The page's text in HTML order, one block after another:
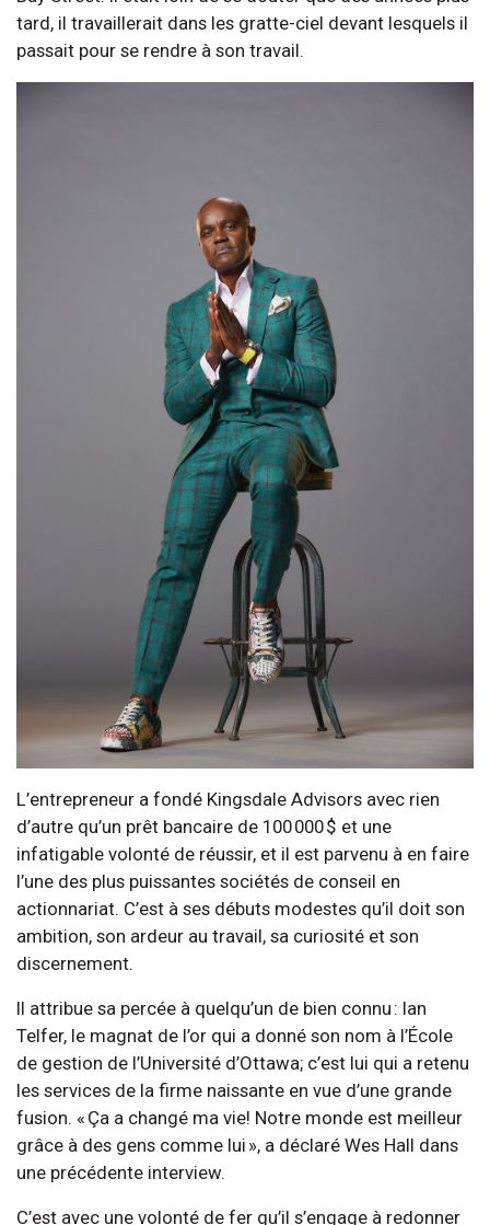
tard, il travaillerait dans les gratte-ciel devant lesquels il
passait pour se rendre à son travail.
L’entrepreneur a fondé Kingsdale Advisors avec rien
d’autre qu’un prêt bancaire de 100 000 $ et une
infatigable volonté de réussir, et il est parvenu à en faire
l’une des plus puissantes sociétés de conseil en
actionnariat. C’est à ses débuts modestes qu’il doit son
ambition, son ardeur au travail, sa curiosité et son
discernement.
Il attribue sa percée à quelqu’un de bien connu : Ian
Telfer, le magnat de l’or qui a donné son nom à l’École
de gestion de l’Université d’Ottawa; c’est lui qui a retenu
les services de la firme naissante en vue d’une grande
fusion. « Ça a changé ma vie! Notre monde est meilleur
grâce à des gens comme lui », a déclaré Wes Hall dans
une précédente interview.
C’est avec une volonté de fer qu’il s’engage à redonner